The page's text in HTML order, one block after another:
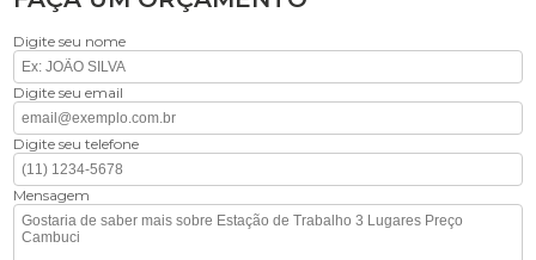
Digite seu nome
Digite seu email
Digite seu telefone
Mensagem